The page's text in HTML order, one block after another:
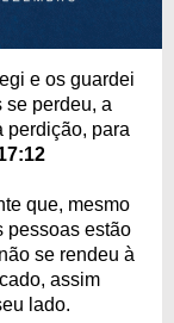
e os guardei
se perdeu, a
perdição, para
que, mesmo
pessoas estão
se rendeu à
assim
lado.